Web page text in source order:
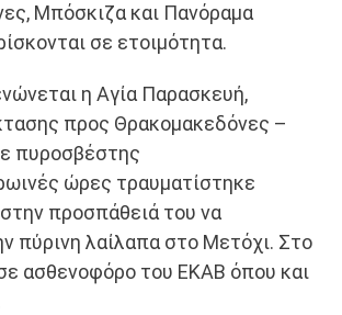
Μπόσκιζα και Πανόραμα
σε ετοιμότητα.
η Αγία Παρασκευή,
προς Θρακομακεδόνες –
πυροσβέστης
ώρες τραυματίστηκε
προσπάθειά του να
πύρινη λαίλαπα στο Μετόχι. Στο
ασθενοφόρο του ΕΚΑΒ όπου και